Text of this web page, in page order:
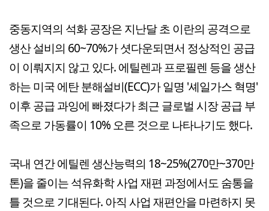
중동지역의 석화 공장은 지난달 초 이란의 공격으로
생산 설비의 60~70%가 셧다운되면서 정상적인 공급
이 이뤄지지 않고 있다. 에틸렌과 프로필렌 등을 생산
하는 미국 에탄 분해설비(ECC)가 일명 '셰일가스 혁명'
이후 공급 과잉에 빠졌다가 최근 글로벌 시장 공급 부
족으로 가동률이 10% 오른 것으로 나타나기도 했다.
국내 연간 에틸렌 생산능력의 18~25%(270만~370만
톤)을 줄이는 석유화학 사업 재편 과정에서도 숨통을
틀 것으로 기대된다. 아직 사업 재편안을 마련하지 못